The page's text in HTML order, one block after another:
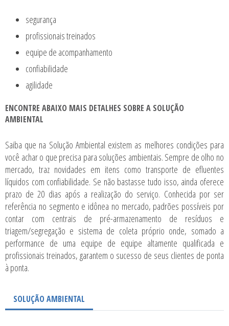
segurança
profissionais treinados
equipe de acompanhamento
confiabilidade
agilidade
ENCONTRE ABAIXO MAIS DETALHES SOBRE A SOLUÇÃO
AMBIENTAL
Saiba que na Solução Ambiental existem as melhores condições para
você achar o que precisa para soluções ambientais. Sempre de olho no
mercado, traz novidades em itens como transporte de efluentes
líquidos com confiabilidade. Se não bastasse tudo isso, ainda oferece
prazo de 20 dias após a realização do serviço. Conhecida por ser
referência no segmento e idônea no mercado, padrões possíveis por
contar com centrais de pré-armazenamento de resíduos e
triagem/segregação e sistema de coleta próprio onde, somado a
performance de uma equipe de equipe altamente qualificada e
profissionais treinados, garantem o sucesso de seus clientes de ponta
à ponta.
SOLUÇÃO AMBIENTAL